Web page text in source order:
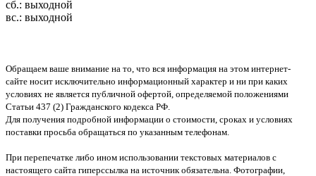
сб.: выходной
вс.: выходной
Обращаем ваше внимание на то, что вся информация на этом интернет-
сайте носит исключительно информационный характер и ни при каких
условиях не является публичной офертой, определяемой положениями
Статьи 437 (2) Гражданского кодекса РФ.
Для получения подробной информации о стоимости, сроках и условиях
поставки просьба обращаться по указанным телефонам.
При перепечатке либо ином использовании текстовых материалов с
настоящего сайта гиперссылка на источник обязательна. Фотографии,